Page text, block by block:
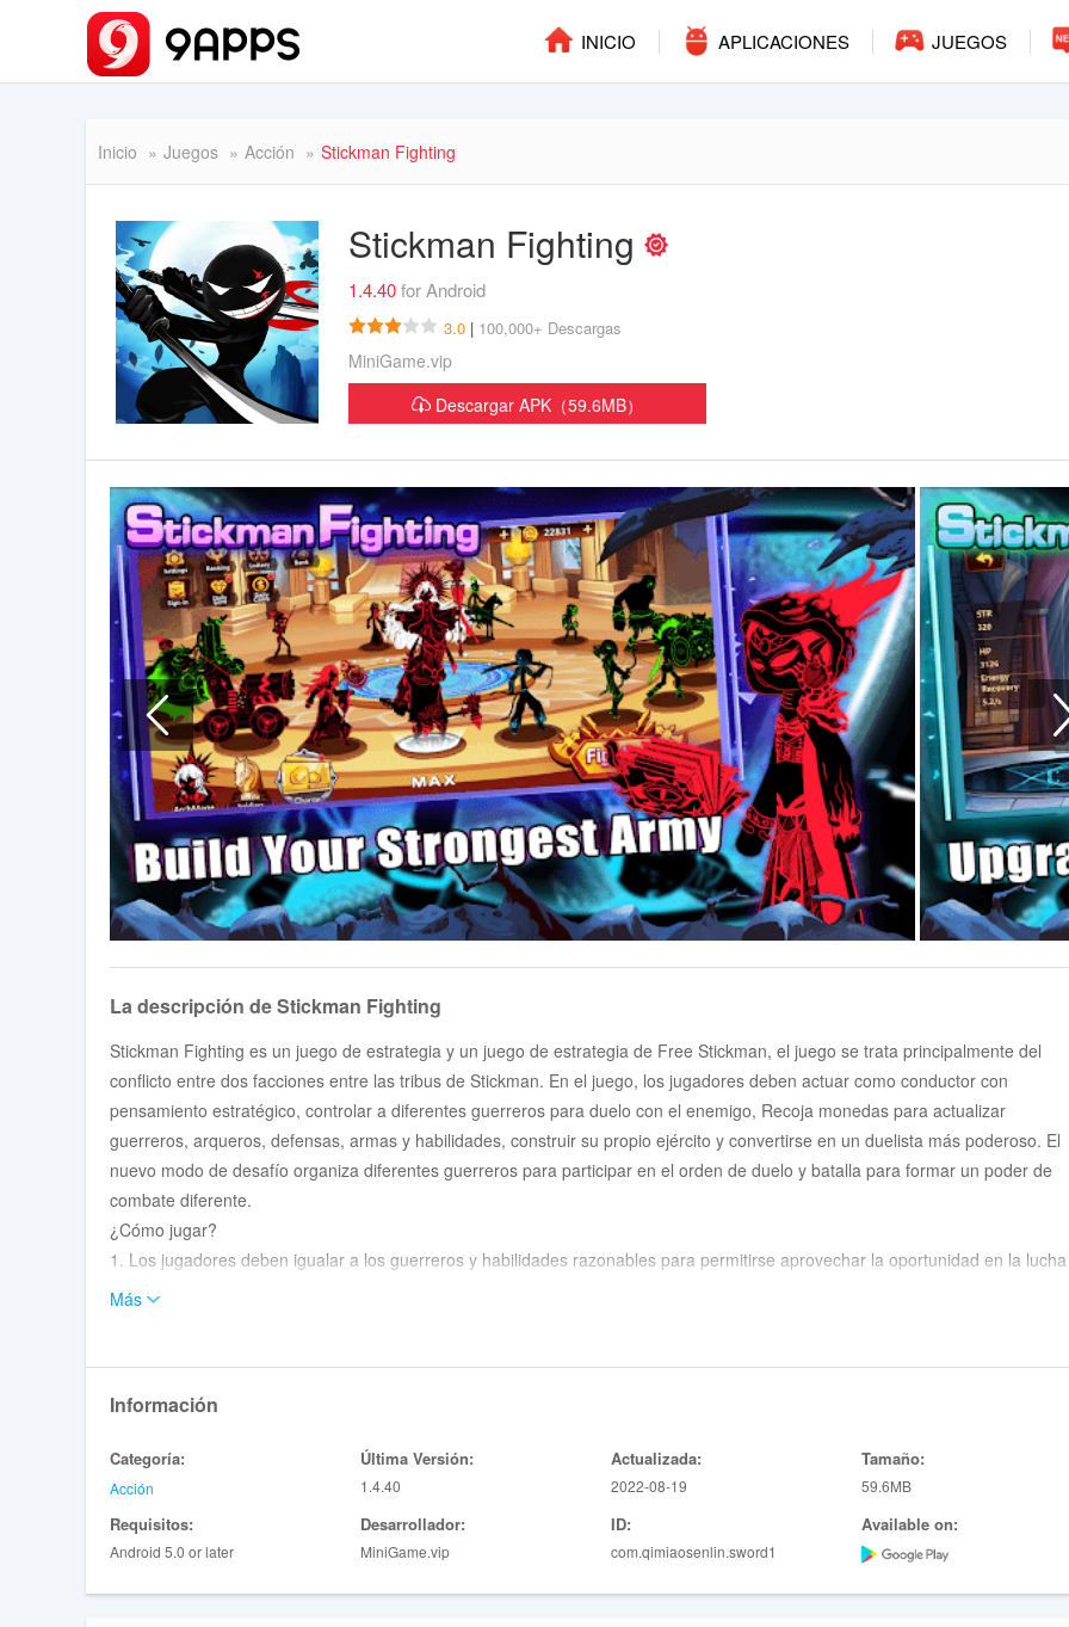
INICIO APLICACIONES JUEGOS
Inicio Juegos Acción Stickman Fighting
Stickman Fighting
1.4.40for Android
3.0 | 100,000+ Descargas
MiniGame.vip
Descargar APK（59.6MB）
La descripción de Stickman Fighting
Stickman Fighting es un juego de estrategia y un juego de estrategia de Free Stickman, el juego se trata principalmente del
conflicto entre dos facciones entre las tribus de Stickman. En el juego, los jugadores deben actuar como conductor con
pensamiento estratégico, controlar a diferentes guerreros para duelo con el enemigo, Recoja monedas para actualizar
guerreros, arqueros, defensas, armas y habilidades, construir su propio ejército y convertirse en un duelista más poderoso. El
nuevo modo de desafío organiza diferentes guerreros para participar en el orden de duelo y batalla para formar un poder de
combate diferente.
¿Cómo jugar?
1. Los jugadores deben igualar a los guerreros y habilidades razonables para permitirse aprovechar la oportunidad en la lucha
de Stickman;
Stickman En el campo de batalla;
diferentes estilos de combate y ayudarte a pasar tu tiempo libre;
3. Varios efectos especiales en 3D te harán deleitar los ojos, y también puedes obtener un paquete de regalo de inicio de sesión
cuando inicias sesión en el juego todos los días;
4. El juego es simple y fácil, pero la dificultad de cada nivel aumentará;
Stickman Fighting es un juego de duelo de Duelvia de Stickman divertido, desafiante y adictivo dedicado a los principios de
Más
Información
Categoría:
Acción
Última Versión:
1.4.40
Actualizada:
2022-08-19
Tamaño:
59.6MB
Requisitos:
Android 5.0 or later
Desarrollador:
MiniGame.vip
ID:
com.qimiaosenlin.sword1
Available on: